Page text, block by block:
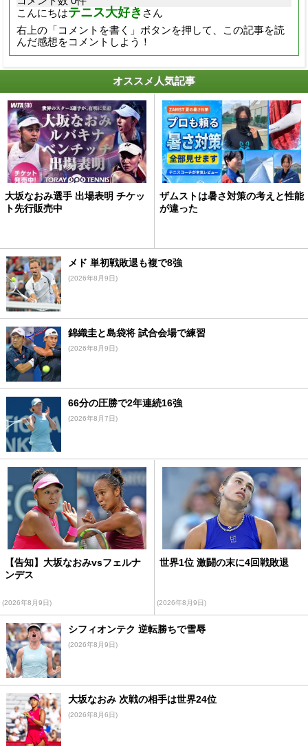
こんにちはテニス大好き さん
右上の「コメントを書く」ボタンを押して、この記事を読
んだ感想をコメントしよう！
オススメ人気記事
大坂なおみ選手 出場表明 チケッ
ト先行販売中
ザムストは暑さ対策の考えと性能
が違った
メド 単初戦敗退も複で8強
(2026年8月9日)
錦織圭と島袋将 試合会場で練習
(2026年8月9日)
66分の圧勝で2年連続16強
(2026年8月7日)
【告知】大坂なおみvsフェルナ
ンデス
(2026年8月9日)
世界1位 激闘の末に4回戦敗退
(2026年8月9日)
シフィオンテク 逆転勝ちで雪辱
(2026年8月9日)
大坂なおみ 次戦の相手は世界24位
(2026年8月6日)